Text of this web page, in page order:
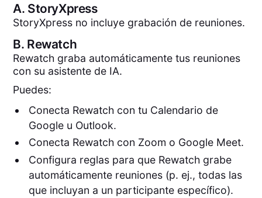
A. StoryXpress
StoryXpress no incluye grabación de reuniones.
B. Rewatch
Rewatch graba automáticamente tus reuniones
con su asistente de IA.
Puedes:
Conecta Rewatch con tu Calendario de
Google u Outlook.
Conecta Rewatch con Zoom o Google Meet.
Configura reglas para que Rewatch grabe
automáticamente reuniones (p. ej., todas las
que incluyan a un participante específico).